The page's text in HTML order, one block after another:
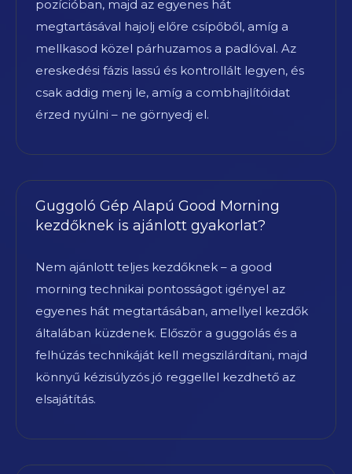
pozícióban, majd az egyenes hát
megtartásával hajolj előre csípőből, amíg a
mellkasod közel párhuzamos a padlóval. Az
ereskedési fázis lassú és kontrollált legyen, és
csak addig menj le, amíg a combhajlítóidat
érzed nyúlni – ne görnyedj el.
Guggoló Gép Alapú Good Morning
kezdőknek is ajánlott gyakorlat?
Nem ajánlott teljes kezdőknek – a good
morning technikai pontosságot igényel az
egyenes hát megtartásában, amellyel kezdők
általában küzdenek. Először a guggolás és a
felhúzás technikáját kell megszilárdítani, majd
könnyű kézisúlyzós jó reggellel kezdhető az
elsajátítás.